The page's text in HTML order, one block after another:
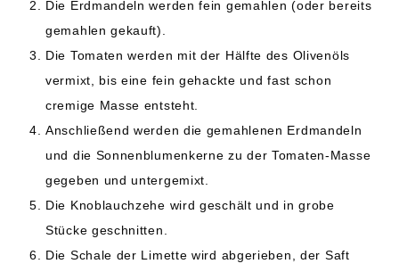
Die Erdmandeln werden fein gemahlen (oder bereits
gemahlen gekauft).
Die Tomaten werden mit der Hälfte des Olivenöls
vermixt, bis eine fein gehackte und fast schon
cremige Masse entsteht.
Anschließend werden die gemahlenen Erdmandeln
und die Sonnenblumenkerne zu der Tomaten-Masse
gegeben und untergemixt.
Die Knoblauchzehe wird geschält und in grobe
Stücke geschnitten.
Die Schale der Limette wird abgerieben, der Saft